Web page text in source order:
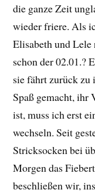
die ganze Zeit
wieder friere. Als
Elisabeth und Lele
schon der 02.01.?
sie fährt zurück zu
Spaß gemacht, ihr
ist, muss ich erst
wechseln. Seit
Stricksocken bei
Morgen das
beschließen wir,